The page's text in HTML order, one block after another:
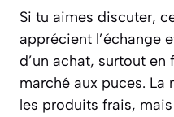
Si tu aimes discuter,
apprécient l’échange
d’un achat, surtout
marché aux puces.
les produits frais,